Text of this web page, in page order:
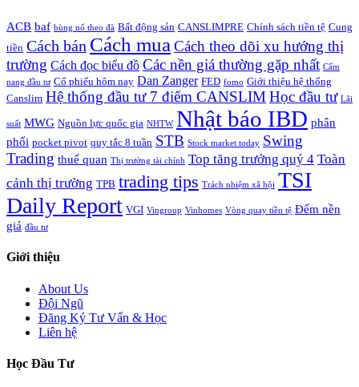
ACB baf bùng nổ theo đà Bất động sản CANSLIMPRE Chính sách tiền tệ Cung
tiền Cách bán Cách mua Cách theo dõi xu hướng thị
trường Cách đọc biểu đồ Các nền giá thường gặp nhất Cẩm
nang đầu tư Cổ phiếu hôm nay Dan Zanger FED fomo Giới thiệu hệ thống
Canslim Hệ thống đầu tư 7 điểm CANSLIMHọc đầu tư Lãi
suất MWG Nguồn lực quốc gia NHTW Nhật báo IBD phân
phối pocket pivot quy tắc 8 tuần STB Stock market today Swing
Trading thuế quan Thị trường tài chính Top tăng trưởng quý 4 Toàn
cảnh thị trường TPB trading tips Trách nhiệm xã hội TSI
Daily Report VGI Vingroup Vinhomes Vòng quay tiền tệ Đếm nền
giá đầu tư
Giới thiệu
About Us
Đội Ngũ
Đăng Ký Tư Vấn & Học
Liên hệ
Học Đầu Tư